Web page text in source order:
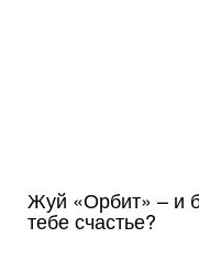
Жуй «Орбит» – и
тебе счастье?